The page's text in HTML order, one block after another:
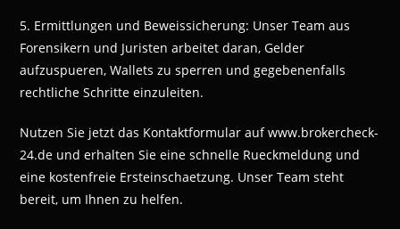
5. Ermittlungen und Beweissicherung: Unser Team aus
Forensikern und Juristen arbeitet daran, Gelder
aufzuspueren, Wallets zu sperren und gegebenenfalls
rechtliche Schritte einzuleiten.
Nutzen Sie jetzt das Kontaktformular auf www.brokercheck-
24.de und erhalten Sie eine schnelle Rueckmeldung und
eine kostenfreie Ersteinschaetzung. Unser Team steht
bereit, um Ihnen zu helfen.